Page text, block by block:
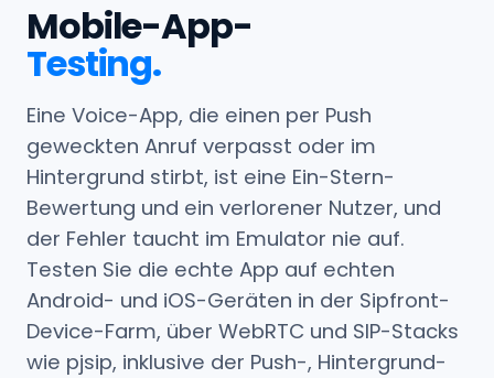
Mobile-App-
Testing.
Eine Voice-App, die einen per Push
geweckten Anruf verpasst oder im
Hintergrund stirbt, ist eine Ein-Stern-
Bewertung und ein verlorener Nutzer, und
der Fehler taucht im Emulator nie auf.
Testen Sie die echte App auf echten
Android- und iOS-Geräten in der Sipfront-
Device-Farm, über WebRTC und SIP-Stacks
wie pjsip, inklusive der Push-, Hintergrund-